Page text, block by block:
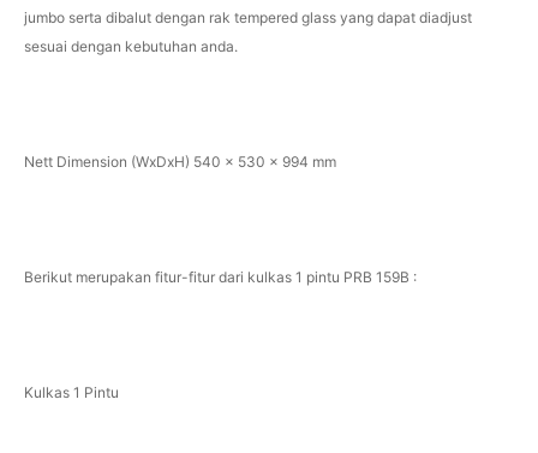
jumbo serta dibalut dengan rak tempered glass yang dapat diadjust
sesuai dengan kebutuhan anda.
Nett Dimension (WxDxH) 540 x 530 x 994 mm
Berikut merupakan fitur-fitur dari kulkas 1 pintu PRB 159B :
Kulkas 1 Pintu